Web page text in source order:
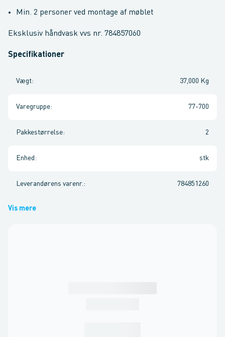
Min. 2 personer ved montage af møblet
Eksklusiv håndvask vvs nr. 784857060
Specifikationer
Vægt: 37,000 Kg
Varegruppe: 77-700
Pakkestørrelse: 2
Enhed : stk
Leverandørens varenr. : 784851260
Vis mere